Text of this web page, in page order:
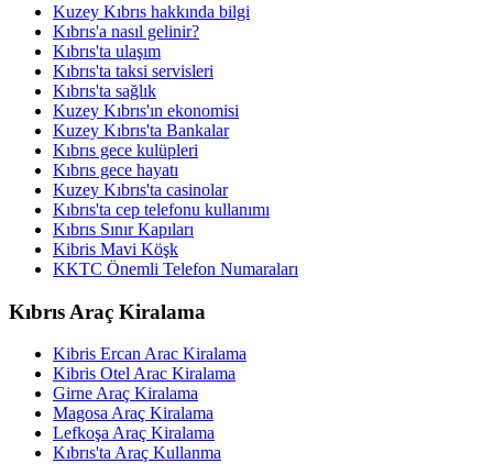
Kuzey Kıbrıs hakkında bilgi
Kıbrıs'a nasıl gelinir?
Kıbrıs'ta ulaşım
Kıbrıs'ta taksi servisleri
Kıbrıs'ta sağlık
Kuzey Kıbrıs'ın ekonomisi
Kuzey Kıbrıs'ta Bankalar
Kıbrıs gece kulüpleri
Kıbrıs gece hayatı
Kuzey Kıbrıs'ta casinolar
Kıbrıs'ta cep telefonu kullanımı
Kıbrıs Sınır Kapıları
Kibris Mavi Köşk
KKTC Önemli Telefon Numaraları
Kıbrıs Araç Kiralama
Kibris Ercan Arac Kiralama
Kibris Otel Arac Kiralama
Girne Araç Kiralama
Magosa Araç Kiralama
Lefkoşa Araç Kiralama
Kıbrıs'ta Araç Kullanma